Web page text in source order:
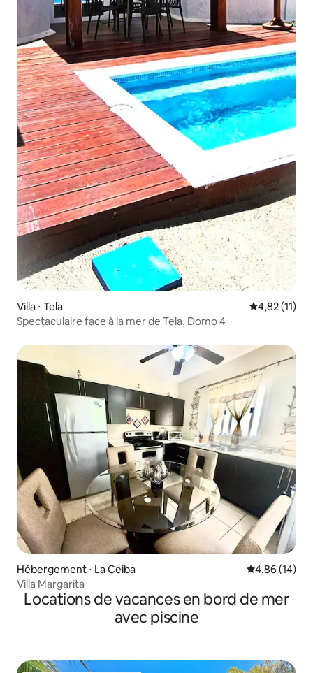
Villa ⋅ Tela Évaluation
4,82 (11)
Spectaculaire face à la mer de Tela, Domo 4
Hébergement ⋅ La Ceiba Évaluation
4,86 (14)
Villa Margarita
Locations de vacances en bord de mer
avec piscine